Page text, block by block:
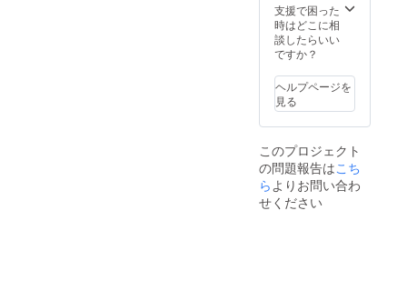
支援で困った
時はどこに相
談したらいい
ですか？
ヘルプページを
見る
このプロジェクト
の問題報告はこち
ら よりお問い合わ
せください